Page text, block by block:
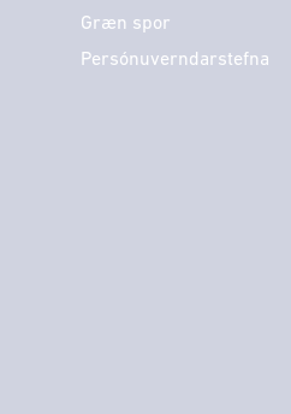
Græn spor
Persónuverndarstefna